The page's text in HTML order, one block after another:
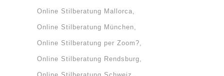
Online Stilberatung Mallorca
Online Stilberatung München
Online Stilberatung per Zoom?
Online Stilberatung Rendsburg